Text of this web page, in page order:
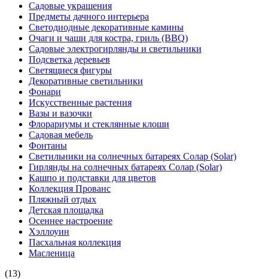
Садовые украшения
Предметы дачного интерьера
Светодиодные декоративные камины
Очаги и чаши для костра, гриль (BBQ)
Садовые электрогирлянды и светильники
Подсветка деревьев
Светящиеся фигуры
Декоративные светильники
Фонари
Искусственные растения
Вазы и вазочки
Флорариумы и стеклянные клоши
Садовая мебель
Фонтаны
Светильники на солнечных батареях Солар (Solar)
Гирлянды на солнечных батареях Солар (Solar)
Кашпо и подставки для цветов
Коллекция Прованс
Пляжный отдых
Детская площадка
Осеннее настроение
Хэллоуин
Пасхальная коллекция
Масленица
(13)